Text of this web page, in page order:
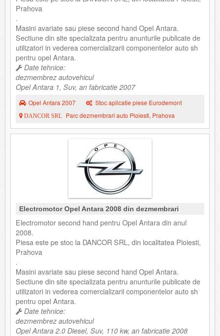
Prahova
.
Masini avariate sau piese second hand Opel Antara.
Sectiune din site specializata pentru anunturile publicate de
utilizatori in vederea comercializarii componentelor auto sh
pentru opel Antara.
Date tehnice:
dezmembrez autovehicul
Opel Antara 1, Suv, an fabricatie 2007
Opel Antara 2007 Stoc aplicatie piese Eurodemont
DANCOR SRL Parc dezmembrari auto Ploiesti, Prahova
Electromotor Opel Antara 2008 din dezmembrari
Electromotor second hand pentru Opel Antara din anul
2008.
Piesa este pe stoc la DANCOR SRL, din localitatea Ploiesti,
Prahova
.
Masini avariate sau piese second hand Opel Antara.
Sectiune din site specializata pentru anunturile publicate de
utilizatori in vederea comercializarii componentelor auto sh
pentru opel Antara.
Date tehnice:
dezmembrez autovehicul
Opel Antara 2.0 Diesel, Suv, 110 kw, an fabricatie 2008